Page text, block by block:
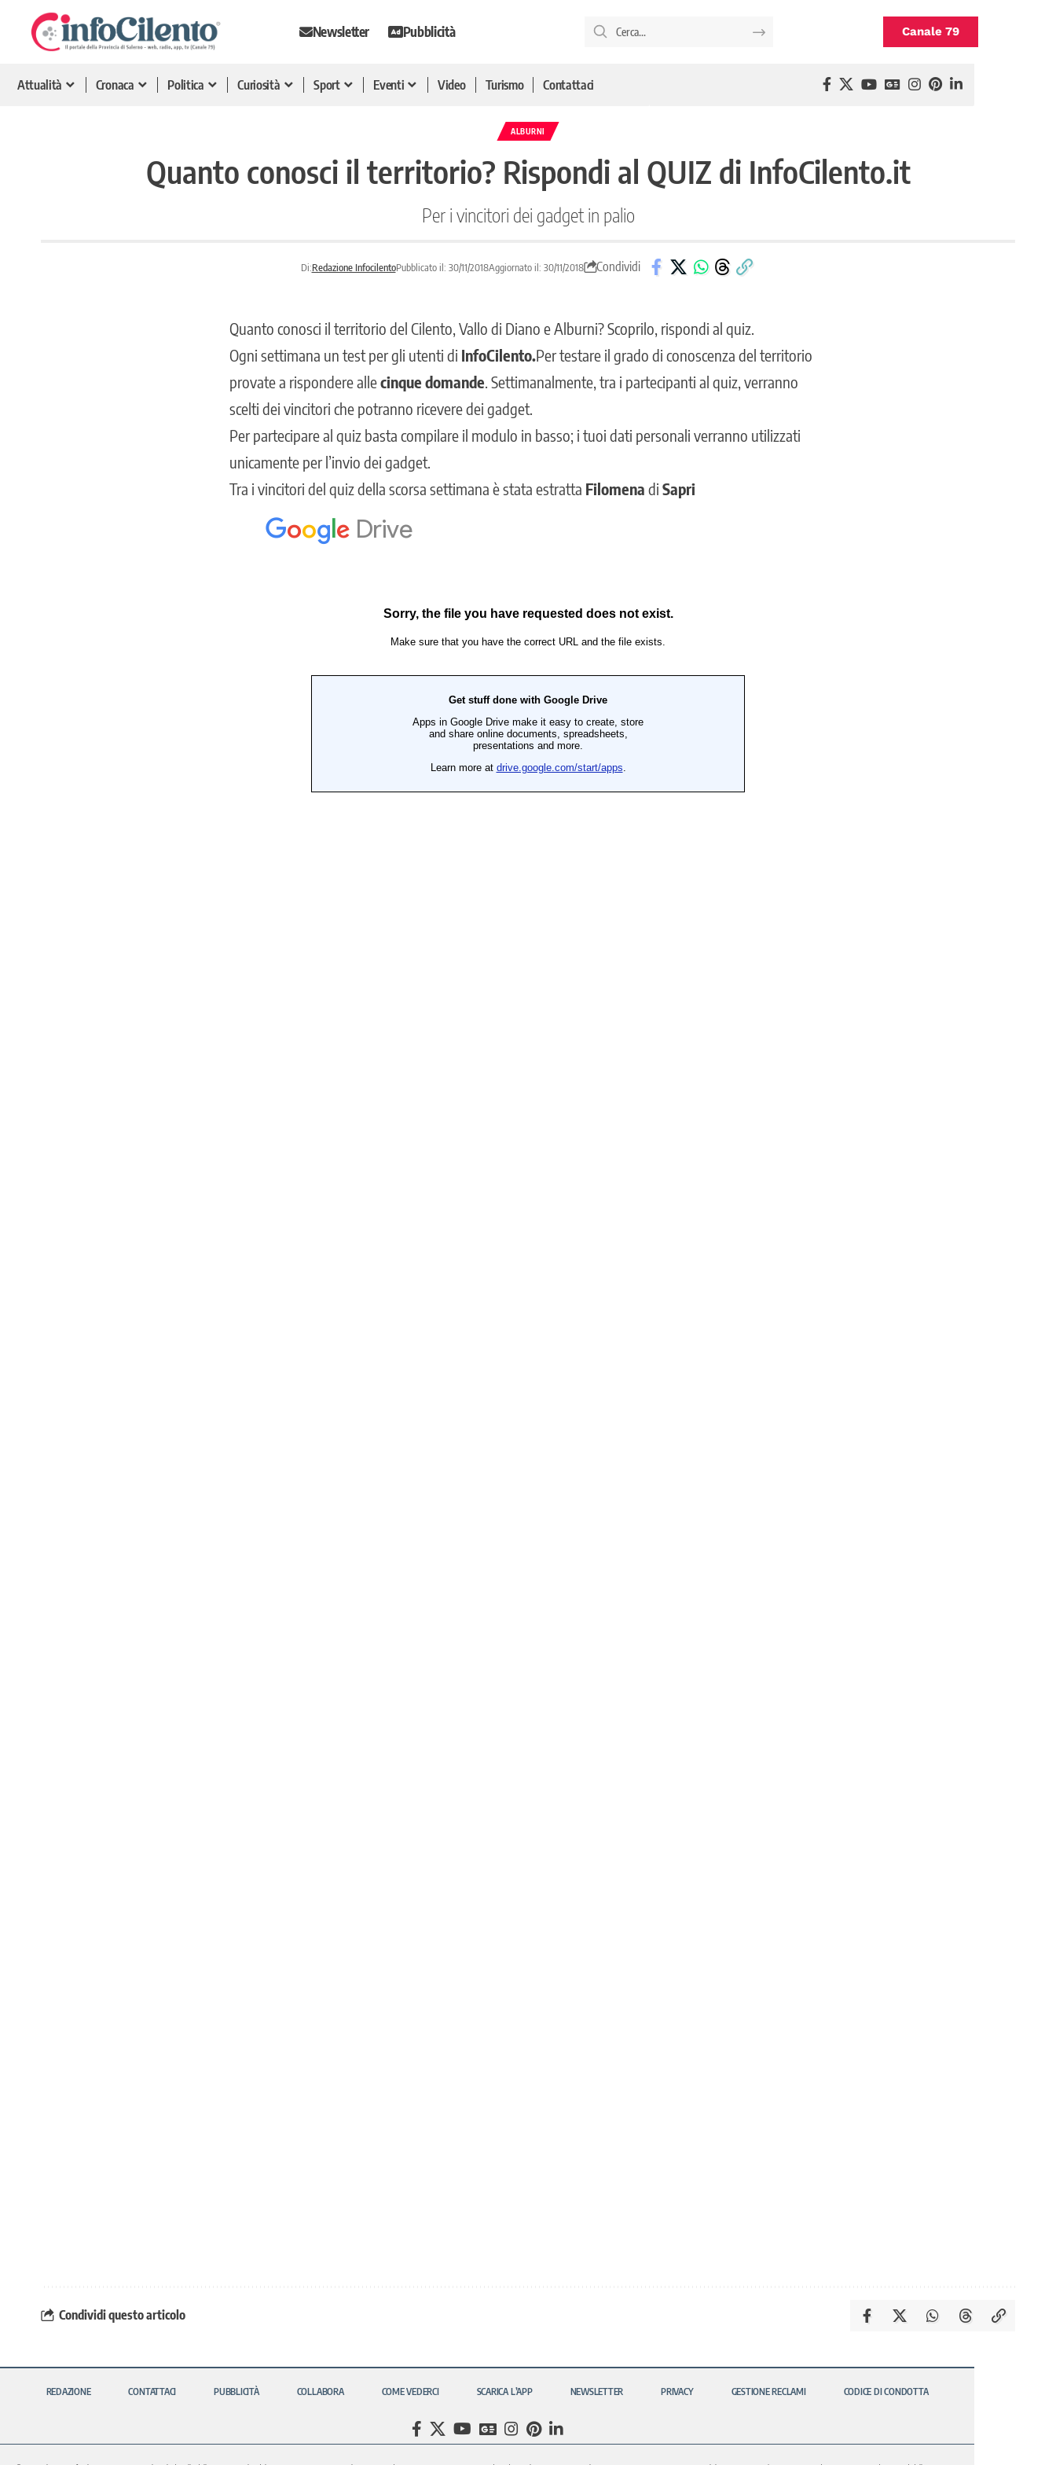
Newsletter Pubblicità Canale 79
Attualità Cronaca Politica Curiosità Sport Eventi Video Turismo Contattaci
ALBURNI
Quanto conosci il territorio? Rispondi al QUIZ di InfoCilento.it
Per i vincitori dei gadget in palio
Di:Redazione InfocilentoPubblicato il: 30/11/2018Aggiornato il: 30/11/2018 Condividi
Quanto conosci il territorio del Cilento, Vallo di Diano e Alburni? Scoprilo, rispondi al quiz.
Ogni settimana un test per gli utenti di InfoCilento.Per testare il grado di conoscenza del territorio
provate a rispondere allecinque domande . Settimanalmente, tra i partecipanti al quiz, verranno
scelti dei vincitori che potranno ricevere dei gadget.
Per partecipare al quiz basta compilare il modulo in basso; i tuoi dati personali verranno utilizzati
unicamente per l’invio dei gadget.
Tra i vincitori del quiz della scorsa settimana è stata estratta Filomena di Sapri
Condividi questo articolo
REDAZIONE CONTATTACI PUBBLICITÀ COLLABORA COME VEDERCI SCARICA L’APP NEWSLETTER PRIVACY GESTIONE RECLAMI CODICE DI CONDOTTA